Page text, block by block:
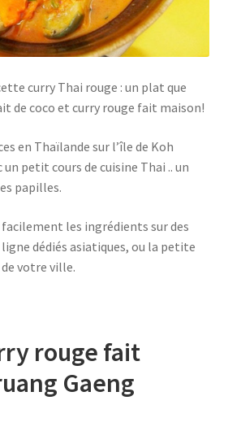
curry Thai rouge : un plat que
de coco et curry rouge fait maison!
en Thaïlande sur l’île de Koh
un petit cours de cuisine Thai .. un
papilles.
les ingrédients sur des
dédiés asiatiques, ou la petite
votre ville.
rouge fait
Gaeng